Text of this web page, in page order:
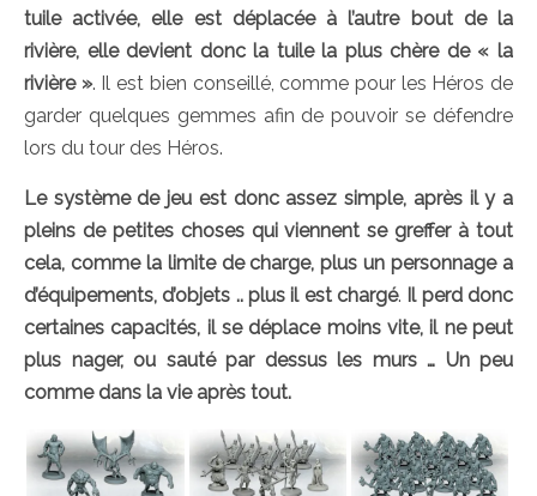
tuile activée, elle est déplacée à l’autre bout de la
rivière, elle devient donc la tuile la plus chère de « la
rivière ». Il est bien conseillé, comme pour les Héros de
garder quelques gemmes afin de pouvoir se défendre
lors du tour des Héros.
Le système de jeu est donc assez simple, après il y a
pleins de petites choses qui viennent se greffer à tout
cela, comme la limite de charge, plus un personnage a
d’équipements, d’objets .. plus il est chargé. Il perd donc
certaines capacités, il se déplace moins vite, il ne peut
plus nager, ou sauté par dessus les murs … Un peu
comme dans la vie après tout.